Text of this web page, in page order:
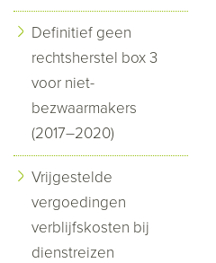
Definitief geen
rechtsherstel box 3
voor niet-
bezwaarmakers
(2017–2020)
Vrijgestelde
vergoedingen
verblijfskosten bij
dienstreizen